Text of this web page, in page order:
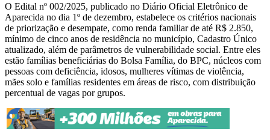
O Edital nº 002/2025, publicado no Diário Oficial Eletrônico de
Aparecida no dia 1º de dezembro, estabelece os critérios nacionais
de priorização e desempate, como renda familiar de até R$ 2.850,
mínimo de cinco anos de residência no município, Cadastro Único
atualizado, além de parâmetros de vulnerabilidade social. Entre eles
estão famílias beneficiárias do Bolsa Família, do BPC, núcleos com
pessoas com deficiência, idosos, mulheres vítimas de violência,
mães solo e famílias residentes em áreas de risco, com distribuição
percentual de vagas por grupos.